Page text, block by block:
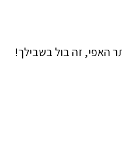
האפי, זה בול בשבילך!